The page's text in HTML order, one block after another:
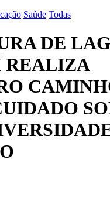
Saúde Todas
DE
REALIZA